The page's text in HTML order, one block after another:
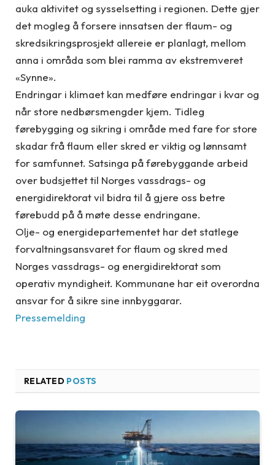
auka aktivitet og sysselsetting i regionen. Dette gjer
det mogleg å forsere innsatsen der flaum- og
skredsikrings­prosjekt allereie er planlagt, mellom
anna i områda som blei ramma av ekstremveret
«Synne».
Endringar i klimaet kan medføre endringar i kvar og
når store nedbørsmengder kjem. Tidleg
førebygging og sikring i område med fare for store
skadar frå flaum eller skred er viktig og lønnsamt
for samfunnet. Satsinga på førebyggande arbeid
over budsjettet til Norges vassdrags- og
energidirektorat vil bidra til å gjere oss betre
førebudd på å møte desse endringane.
Olje- og energidepartementet har det statlege
forvaltningsansvaret for flaum og skred med
Norges vassdrags- og energidirektorat som
operativ myndigheit. Kommunane har eit overordna
ansvar for å sikre sine innbyggarar.
Pressemelding
RELATED POSTS